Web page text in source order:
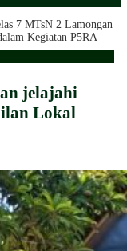
7 MTsN 2 Lamongan
Kegiatan P5RA
jelajahi
Lokal